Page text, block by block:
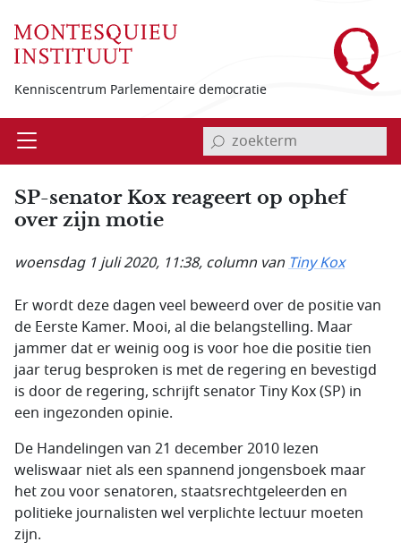
Kenniscentrum Parlementaire democratie
Open invoerveld zoekterm
SP-senator Kox reageert op ophef
over zijn motie
woensdag 1 juli 2020, 11:38, column vanTiny Kox
Er wordt deze dagen veel beweerd over de positie van
de Eerste Kamer. Mooi, al die belangstelling. Maar
jammer dat er weinig oog is voor hoe die positie tien
jaar terug besproken is met de regering en bevestigd
is door de regering, schrijft senator Tiny Kox (SP) in
een ingezonden opinie.
De Handelingen van 21 december 2010 lezen
weliswaar niet als een spannend jongensboek maar
het zou voor senatoren, staatsrechtgeleerden en
politieke journalisten wel verplichte lectuur moeten
zijn.